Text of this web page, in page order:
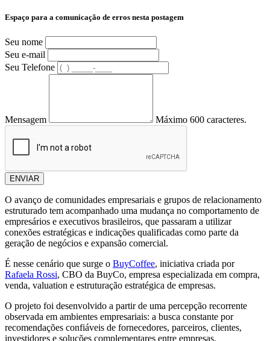
Espaço para a comunicação de erros nesta postagem
Seu nome
Seu e-mail
Seu Telefone
Mensagem Máximo 600 caracteres.
ENVIAR
O avanço de comunidades empresariais e grupos de relacionamento
estruturado tem acompanhado uma mudança no comportamento de
empresários e executivos brasileiros, que passaram a utilizar
conexões estratégicas e indicações qualificadas como parte da
geração de negócios e expansão comercial.
É nesse cenário que surge o BuyCoffee, iniciativa criada por
Rafaela Rossi, CBO da BuyCo, empresa especializada em compra,
venda, valuation e estruturação estratégica de empresas.
O projeto foi desenvolvido a partir de uma percepção recorrente
observada em ambientes empresariais: a busca constante por
recomendações confiáveis de fornecedores, parceiros, clientes,
investidores e soluções complementares entre empresas.